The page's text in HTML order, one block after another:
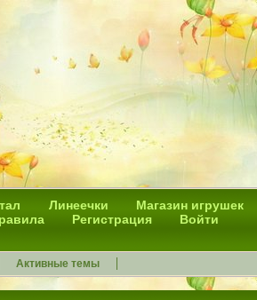
Линеечки
Магазин игрушек
Регистрация Войти
Активные темы